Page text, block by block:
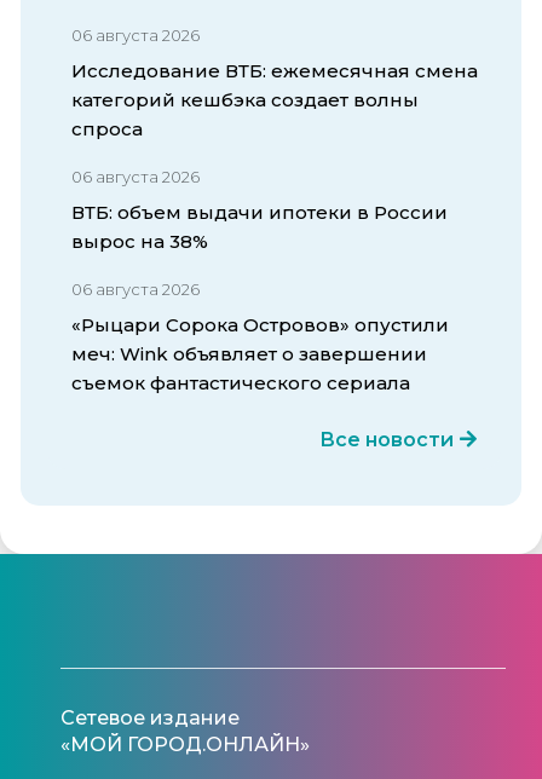
06 августа 2026
Исследование ВТБ: ежемесячная смена
категорий кешбэка создает волны
спроса
06 августа 2026
ВТБ: объем выдачи ипотеки в России
вырос на 38%
06 августа 2026
«Рыцари Сорока Островов» опустили
меч: Wink объявляет о завершении
съемок фантастического сериала
Все новости
Сетевое издание
«МОЙ ГОРОД.ОНЛАЙН»